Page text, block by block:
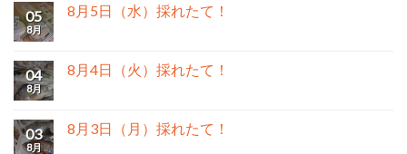
05
8月
8月5日（水）採れたて！
04
8月
8月4日（火）採れたて！
03
8月
8月3日（月）採れたて！